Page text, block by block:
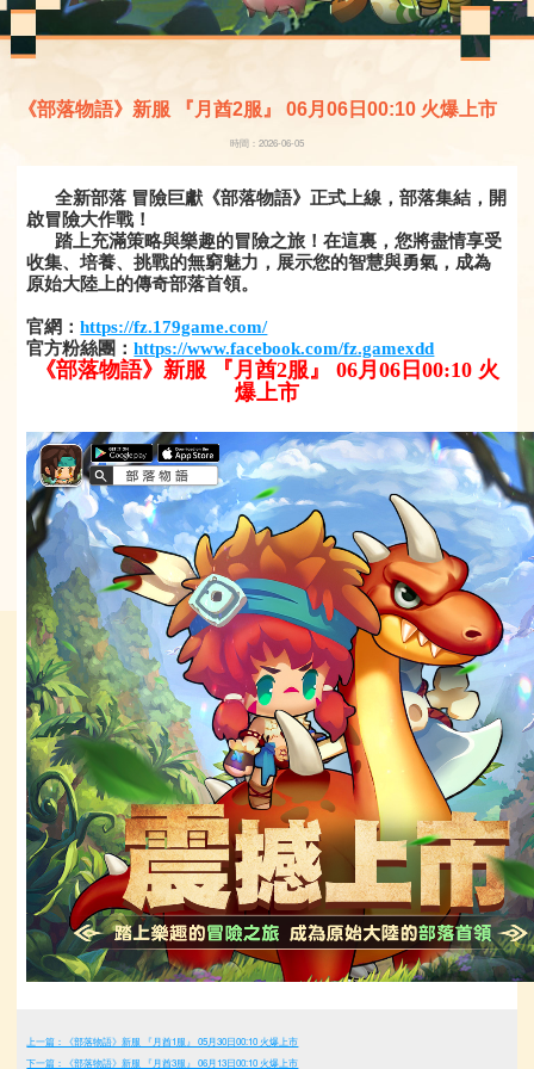
《部落物語》新服 『月酋2服』 06月06日00:10 火爆上市
時間：2026-06-05
全新部落 冒險巨獻《部落物語》正式上線，部落集結，開
啟冒險大作戰！
踏上充滿策略與樂趣的冒險之旅！在這裏，您將盡情享受
收集、培養、挑戰的無窮魅力，展示您的智慧與勇氣，成為
原始大陸上的傳奇部落首領。
官網：https://fz.179game.com/
官方粉絲團：https://www.facebook.com/fz.gamexdd
《部落物語》新服 『月酋2服』 06月06日00:10 火
爆上市
上一篇：《部落物語》新服 『月酋1服』 05月30日00:10 火爆上市
下一篇：《部落物語》新服 『月酋3服』 06月13日00:10 火爆上市